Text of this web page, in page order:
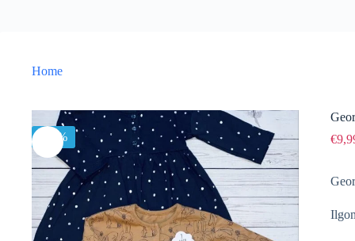
Home
-26% €